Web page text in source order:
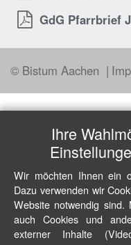
GdG Pfarrbrief
© Bistum Aachen
Ihre
Wir möchten Ihnen ein
Dazu verwenden wir
Website notwendig
auch Cookies und
externer Inhalte